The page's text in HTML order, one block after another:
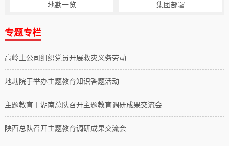
所属企业
地勘一览 集团部署
专题专栏
高岭土公司组织党员开展救灾义务劳动
地勘院于举办主题教育知识答题活动
主题教育丨湖南总队召开主题教育调研成果交流会
陕西总队召开主题教育调研成果交流会